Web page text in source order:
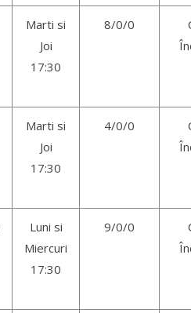
Marti si
Joi
17:30
8/0/0
Marti si
Joi
17:30
4/0/0
Luni si
Miercuri
17:30
9/0/0